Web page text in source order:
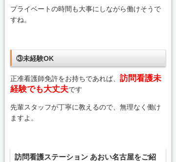
プライベートの時間も大事にしながら働けそうで
すね。
③未経験OK
正准看護師免許をお持ちであれば、訪問看護未
経験でも大丈夫です
先輩スタッフが丁寧に教えるので、無理なく働け
ますよ。
訪問看護ステーション あおい名古屋をご紹